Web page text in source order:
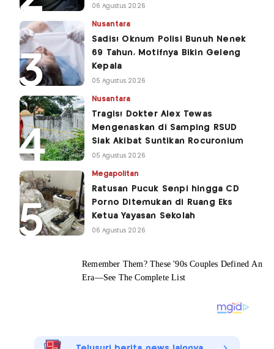
06 Agustus 2026
Nusantara
Sadis! Oknum Polisi Bunuh Nenek
69 Tahun, Motifnya Bikin Geleng
Kepala
05 Agustus 2026
Nusantara
Tragis! Dokter Alex Tewas
Mengenaskan di Samping RSUD
Siak Akibat Suntikan Rocuronium
05 Agustus 2026
Megapolitan
Ratusan Pucuk Senpi hingga CD
Porno Ditemukan di Ruang Eks
Ketua Yayasan Sekolah
06 Agustus 2026